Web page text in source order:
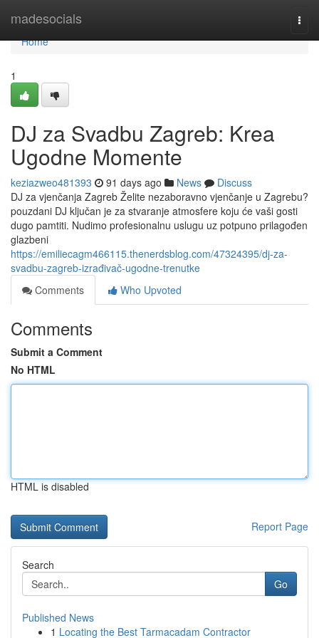
madesocials
Home
Home
1
DJ za Svadbu Zagreb: Krea
Ugodne Momente
keziazweo481393 91 days ago News
Discuss
DJ za vjenčanja Zagreb Želite nezaboravno vjenčanje u Zagrebu?
pouzdani DJ ključan je za stvaranje atmosfere koju će vaši gosti
dugo pamtiti. Nudimo profesionalnu uslugu uz potpuno prilagođen
glazbeni
https://emiliecagm466115.thenerdsblog.com/47324395/dj-za-
svadbu-zagreb-izrađivač-ugodne-trenutke
Comments
Who Upvoted
Comments
Submit a Comment
No HTML
HTML is disabled
Report Page
Search
Go
Published News
1 Locating the Best Tarmacadam Contractor